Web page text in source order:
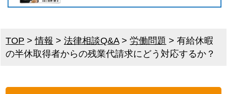
TOP >情報 >法律相談Q&A>労働問題 >有給休暇
の半休取得者からの残業代請求にどう対応するか？